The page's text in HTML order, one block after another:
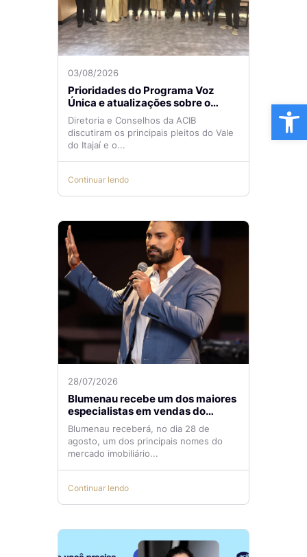
03/08/2026
Prioridades do Programa Voz
Única e atualizações sobre o
Aeroporto de Navegantes são
temas de reunião na ACIB
Diretoria e Conselhos da ACIB
discutiram os principais pleitos do Vale
do Itajaí e o...
Continuar lendo
28/07/2026
Blumenau recebe um dos maiores
especialistas em vendas do
mercado imobiliário
Blumenau receberá, no dia 28 de
agosto, um dos principais nomes do
mercado imobiliário...
Continuar lendo